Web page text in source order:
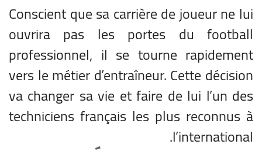
Conscient que sa carrière de joueur ne lui
ouvrira pas les portes du football
professionnel, il se tourne rapidement
vers le métier d’entraîneur. Cette décision
va changer sa vie et faire de lui l’un des
techniciens français les plus reconnus à
l’international.